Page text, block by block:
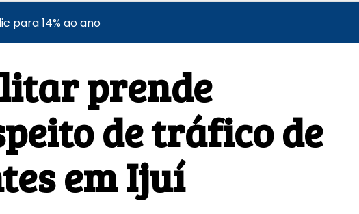
e avança às quartas de final da Copa do Brasil
de olho em vaga nas quartas da Copa do Brasil
para 14% ao ano
prende
de tráfico de
em Ijuí